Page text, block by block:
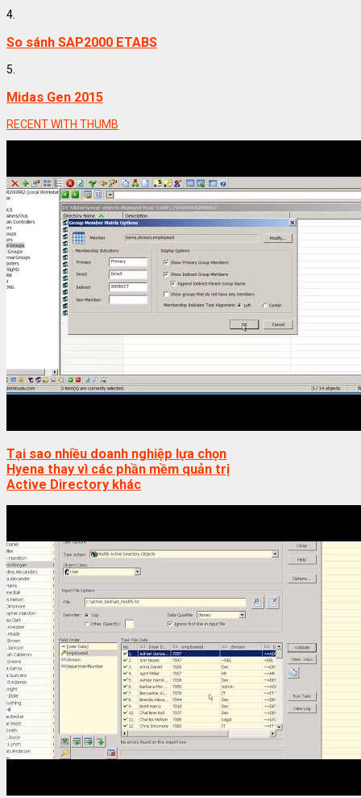
4.
So sánh SAP2000 ETABS
5.
Midas Gen 2015
RECENT WITH THUMB
Tại sao nhiều doanh nghiệp lựa chọn
Hyena thay vì các phần mềm quản trị
Active Directory khác